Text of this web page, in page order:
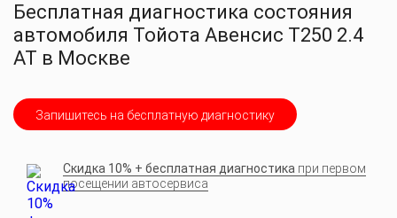
Бесплатная диагностика состояния
автомобиля Тойота Авенсис T250 2.4
AT в Москве
Запишитесь на бесплатную диагностику
Скидка 10% + бесплатная диагностика при первом
посещении автосервиса